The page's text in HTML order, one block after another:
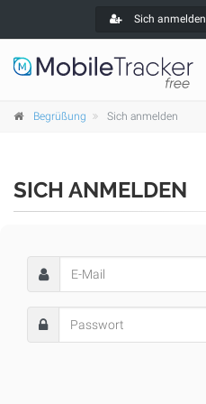
Sich anmelden
Begrüßung Sich anmelden
SICH ANMELDEN